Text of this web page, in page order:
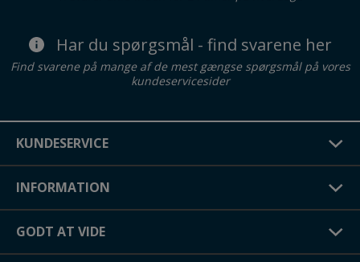
Har du spørgsmål - find svarene her
Find svarene på mange af de mest gængse spørgsmål på vores
kundeservicesider
KUNDESERVICE
INFORMATION
GODT AT VIDE